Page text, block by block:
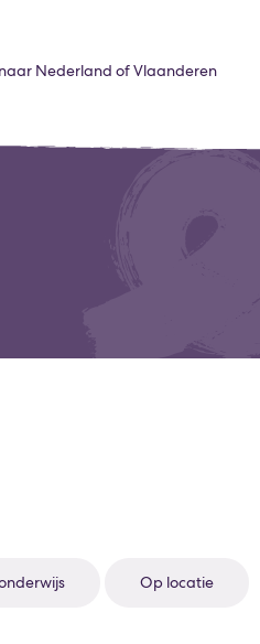
Nederland of Vlaanderen
Op locatie